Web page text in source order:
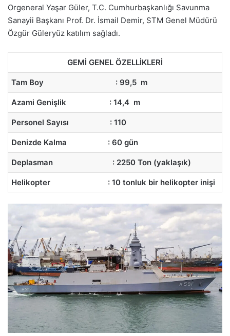
Orgeneral Yaşar Güler, T.C. Cumhurbaşkanlığı Savunma
Sanayii Başkanı Prof. Dr. İsmail Demir, STM Genel Müdürü
Özgür Güleryüz katılım sağladı.
GEMİ GENEL ÖZELLİKLERİ
Tam Boy : 99,5 m
Azami Genişlik : 14,4 m
Personel Sayısı : 110
Denizde Kalma : 60 gün
Deplasman : 2250 Ton (yaklaşık)
Helikopter : 10 tonluk bir helikopter inişi